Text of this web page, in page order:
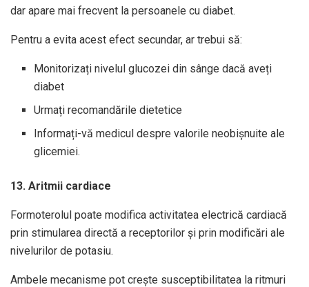
dar apare mai frecvent la persoanele cu diabet.
Pentru a evita acest efect secundar, ar trebui să:
Monitorizați nivelul glucozei din sânge dacă aveți
diabet
Urmați recomandările dietetice
Informați-vă medicul despre valorile neobișnuite ale
glicemiei.
13. Aritmii cardiace
Formoterolul poate modifica activitatea electrică cardiacă
prin stimularea directă a receptorilor și prin modificări ale
nivelurilor de potasiu.
Ambele mecanisme pot crește susceptibilitatea la ritmuri